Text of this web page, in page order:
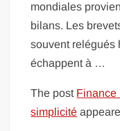
mondiales
bilans. Les
souvent relégués
échappent à …
The post Finance
simplicité